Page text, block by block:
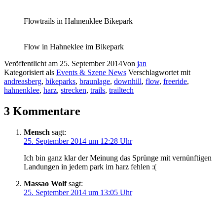
Flowtrails in Hahnenklee Bikepark
Flow in Hahneklee im Bikepark
Veröffentlicht am 25. September 2014Von jan
Kategorisiert als Events & Szene News Verschlagwortet mit
andreasberg, bikeparks, braunlage, downhill, flow, freeride,
hahnenklee, harz, strecken, trails, trailtech
3 Kommentare
Mensch sagt:
25. September 2014 um 12:28 Uhr
Ich bin ganz klar der Meinung das Sprünge mit vernünftigen
Landungen in jedem park im harz fehlen :(
Massao Wolf sagt:
25. September 2014 um 13:05 Uhr